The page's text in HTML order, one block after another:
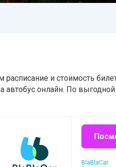
и стоимость
автобус онлайн. По
BlaBlaCar